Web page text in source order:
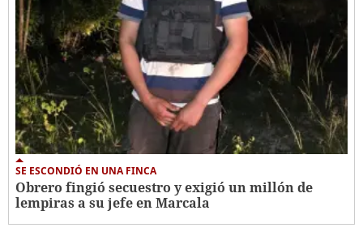
SE ESCONDIÓ EN UNA FINCA
Obrero fingió secuestro y exigió un millón de
lempiras a su jefe en Marcala